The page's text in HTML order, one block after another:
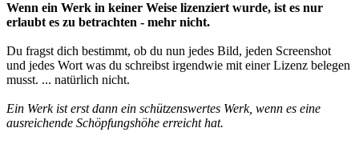
Wenn ein Werk in keiner Weise lizenziert wurde, ist es nur
erlaubt es zu betrachten - mehr nicht.
Du fragst dich bestimmt, ob du nun jedes Bild, jeden Screenshot
und jedes Wort was du schreibst irgendwie mit einer Lizenz belegen
musst. ... natürlich nicht.
Ein Werk ist erst dann ein schützenswertes Werk, wenn es eine
ausreichende Schöpfungshöhe erreicht hat.